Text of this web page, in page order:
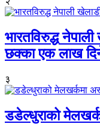
भारतविरुद्ध
छक्का एक लाख
३
डडेल्धुराको